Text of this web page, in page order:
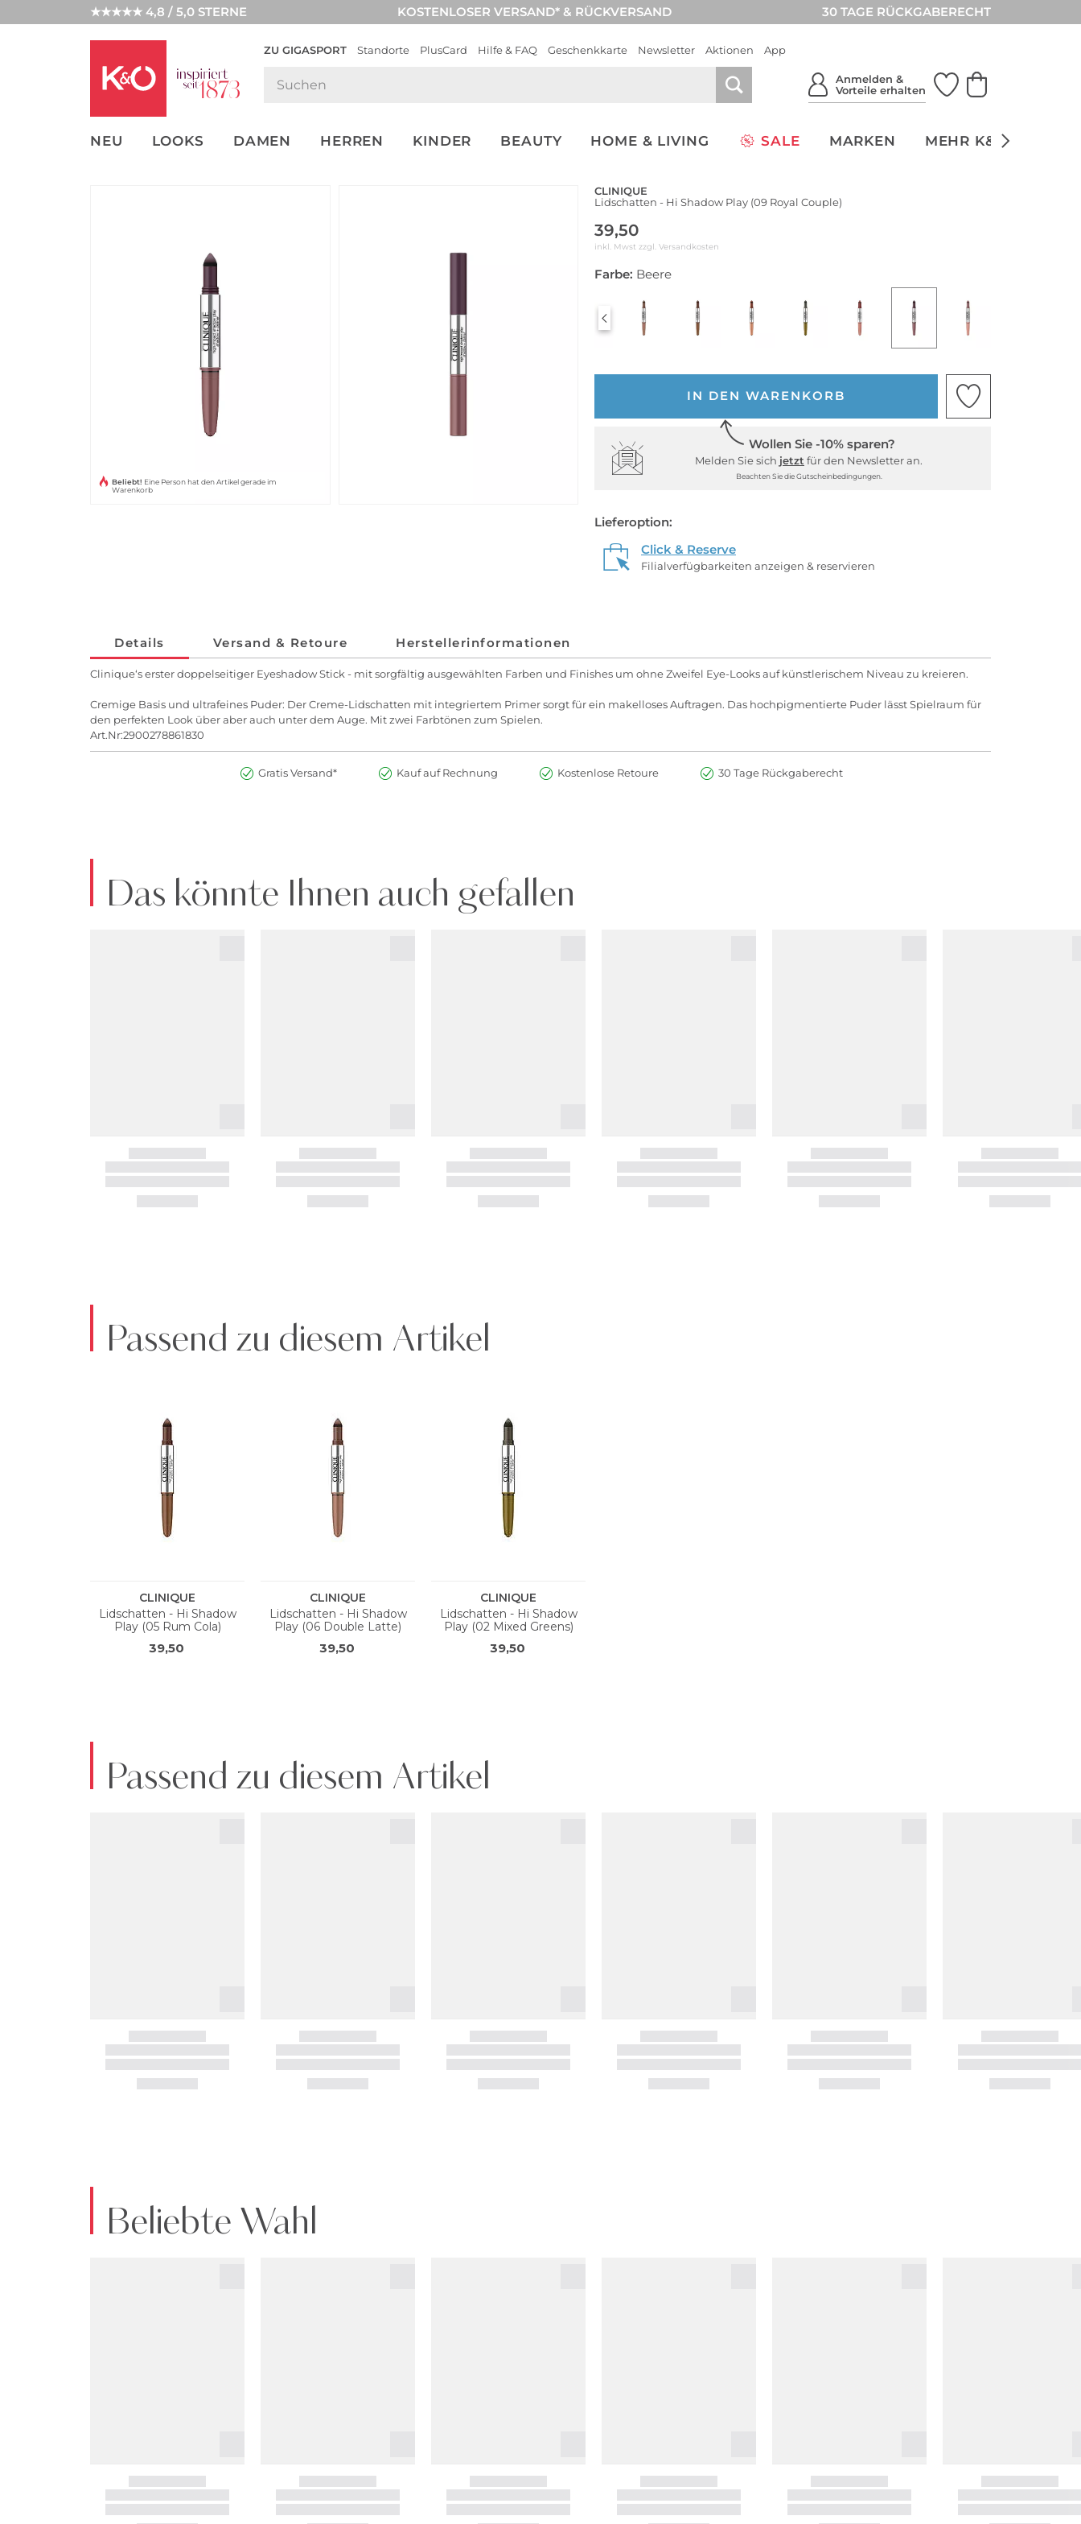
★★★★★ 4,8 / 5,0 STERNE KOSTENLOSER VERSAND* & RÜCKVERSAND 30 TAGE RÜCKGABERECHT
ZU GIGASPORT Standorte PlusCard Hilfe & FAQ Geschenkkarte Newsletter Aktionen App
Anmelden &
Vorteile erhalten
NEU LOOKS DAMEN HERREN KINDER BEAUTY HOME & LIVING SALE MARKEN MEHR K&Ö
UNSERE APP
CLICK &
Beliebt! Eine Person hat den Artikel gerade im
Warenkorb
CLINIQUE
Lidschatten - Hi Shadow Play (09 Royal Couple)
39,50
inkl. Mwst zzgl. Versandkosten
Farbe: Beere
IN DEN WARENKORB
Wollen Sie -10% sparen?
Melden Sie sich jetzt für den Newsletter an.
Beachten Sie die Gutscheinbedingungen.
Lieferoption:
Click & Reserve
Filialverfügbarkeiten anzeigen & reservieren
Details Versand & Retoure Herstellerinformationen
Clinique‘s erster doppelseitiger Eyeshadow Stick - mit sorgfältig ausgewählten Farben und Finishes um ohne Zweifel Eye-Looks auf künstlerischem Niveau zu kreieren.
Cremige Basis und ultrafeines Puder: Der Creme-Lidschatten mit integriertem Primer sorgt für ein makelloses Auftragen. Das hochpigmentierte Puder lässt Spielraum für
den perfekten Look über aber auch unter dem Auge. Mit zwei Farbtönen zum Spielen.
Art.Nr:2900278861830
Gratis Versand* Kauf auf Rechnung Kostenlose Retoure 30 Tage Rückgaberecht
Das könnte Ihnen auch gefallen
Passend zu diesem Artikel
Passend zu diesem Artikel
Beliebte Wahl